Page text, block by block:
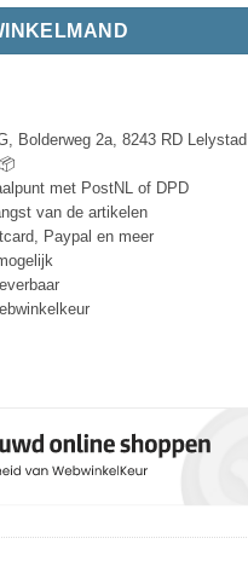
Bolderweg 2a, 8243 RD Lelystad
met PostNL of DPD
van de artikelen
Paypal en meer